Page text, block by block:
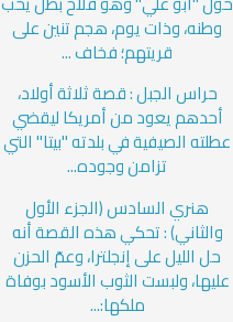
وطنه، وذات يوم، هجم تنين على
قريتهم؛ فخاف ...
حراس الجبل : قصة ثلاثة أولاد،
أحدهم يعود من أمريكا ليقضي
عطلته الصيفية في بلدته "بيتا" التي
تزامن وجوده...
هنري السادس (الجزء الأول
والثاني) : تحكي هذه القصة أنه
حل الليل على إنجلترا، وعمّ الحزن
عليها، ولبست الثوب الأسود بوفاة
ملكها:...